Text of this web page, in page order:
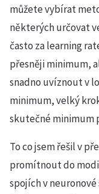
můžete vybírat
některých určovat
často za learning
přesněji minimum,
snadno uvíznout v
minimum, velký
skutečné minimum
To co jsem řešil v
promítnout do
spojích v